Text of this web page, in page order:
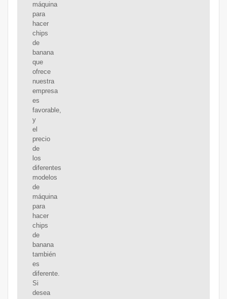
máquina
para
hacer
chips
de
banana
que
ofrece
nuestra
empresa
es
favorable,
y
el
precio
de
los
diferentes
modelos
de
máquina
para
hacer
chips
de
banana
también
es
diferente.
Si
desea